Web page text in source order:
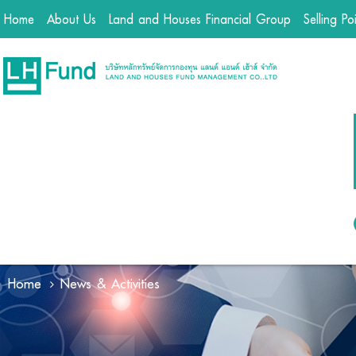
Home About Us Land and Houses Financial Group Selling
Home News & Activities